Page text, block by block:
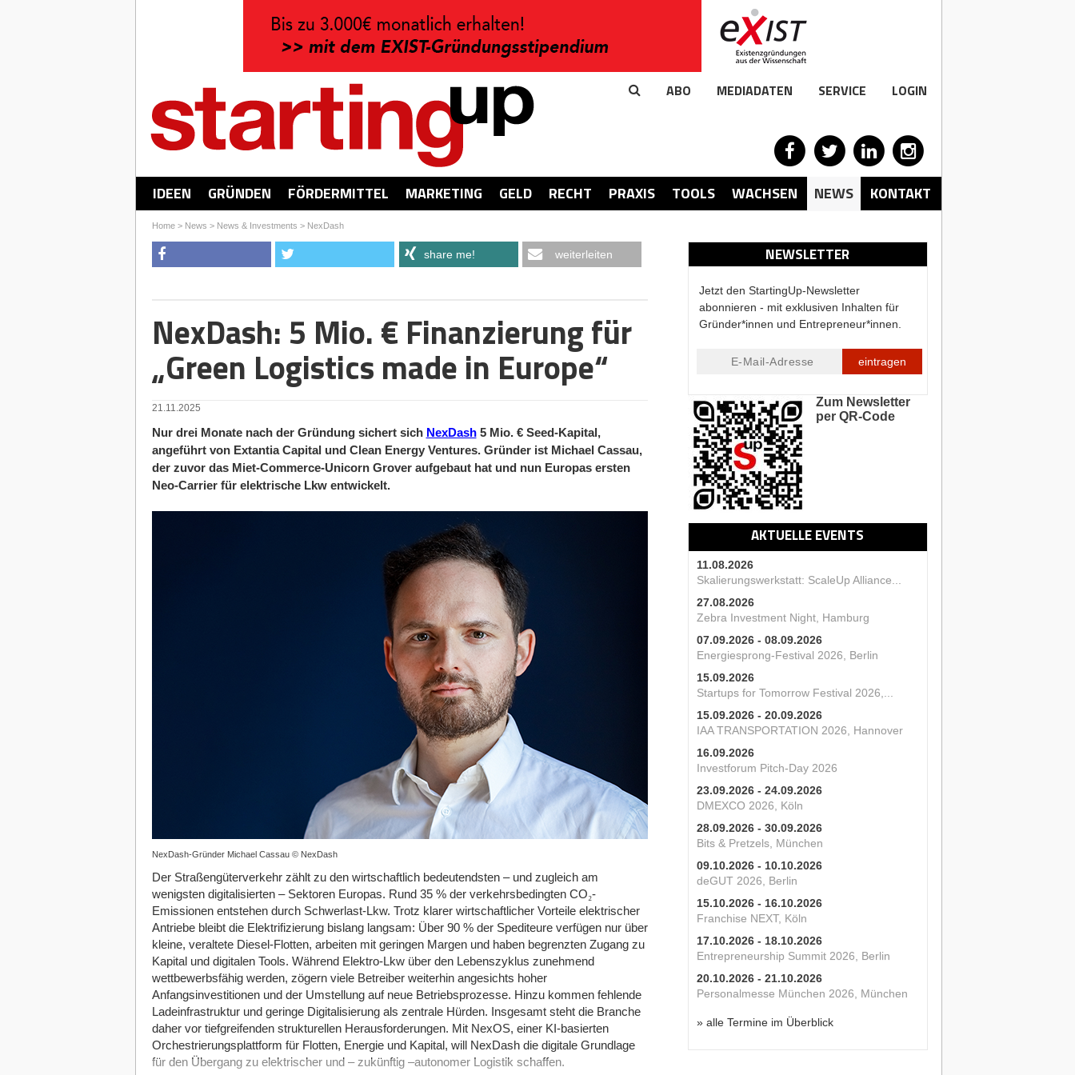
ABO MEDIADATEN SERVICE LOGIN
IDEEN GRÜNDEN FÖRDERMITTEL MARKETING GELD RECHT PRAXIS TOOLS WACHSEN NEWS KONTAKT
Home> News > News & Investments > NexDash
NEWSLETTER
Jetzt den StartingUp-Newsletter
abonnieren - mit exklusiven Inhalten für
Gründer*innen und Entrepreneur*innen.
eintragen
Zum Newsletter
per QR-Code
AKTUELLE EVENTS
11.08.2026
Skalierungswerkstatt: ScaleUp Alliance...
27.08.2026
Zebra Investment Night, Hamburg
07.09.2026 - 08.09.2026
Energiesprong-Festival 2026, Berlin
15.09.2026
Startups for Tomorrow Festival 2026,...
15.09.2026 - 20.09.2026
IAA TRANSPORTATION 2026, Hannover
16.09.2026
Investforum Pitch-Day 2026
23.09.2026 - 24.09.2026
DMEXCO 2026, Köln
28.09.2026 - 30.09.2026
Bits & Pretzels, München
09.10.2026 - 10.10.2026
deGUT 2026, Berlin
15.10.2026 - 16.10.2026
Franchise NEXT, Köln
17.10.2026 - 18.10.2026
Entrepreneurship Summit 2026, Berlin
20.10.2026 - 21.10.2026
Personalmesse München 2026, München
» alle Termine im Überblick
share me! weiterleiten
NexDash: 5 Mio. € Finanzierung für
„Green Logistics made in Europe“
21.11.2025
Nur drei Monate nach der Gründung sichert sich NexDash5 Mio. € Seed-Kapital,
angeführt von Extantia Capital und Clean Energy Ventures. Gründer ist Michael Cassau,
der zuvor das Miet-Commerce-Unicorn Grover aufgebaut hat und nun Europas ersten
Neo-Carrier für elektrische Lkw entwickelt.
NexDash-Gründer Michael Cassau © NexDash
Der Straßengüterverkehr zählt zu den wirtschaftlich bedeutendsten – und zugleich am
wenigsten digitalisierten – Sektoren Europas. Rund 35 % der verkehrsbedingten CO₂-
Emissionen entstehen durch Schwerlast-Lkw. Trotz klarer wirtschaftlicher Vorteile elektrischer
Antriebe bleibt die Elektrifizierung bislang langsam: Über 90 % der Spediteure verfügen nur über
kleine, veraltete Diesel-Flotten, arbeiten mit geringen Margen und haben begrenzten Zugang zu
Kapital und digitalen Tools. Während Elektro-Lkw über den Lebenszyklus zunehmend
wettbewerbsfähig werden, zögern viele Betreiber weiterhin angesichts hoher
Anfangsinvestitionen und der Umstellung auf neue Betriebsprozesse. Hinzu kommen fehlende
Ladeinfrastruktur und geringe Digitalisierung als zentrale Hürden. Insgesamt steht die Branche
daher vor tiefgreifenden strukturellen Herausforderungen. Mit NexOS, einer KI-basierten
Orchestrierungsplattform für Flotten, Energie und Kapital, will NexDash die digitale Grundlage
für den Übergang zu elektrischer und – zukünftig –autonomer Logistik schaffen.